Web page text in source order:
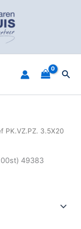
PK.VZ.PZ. 3.5X20
49383